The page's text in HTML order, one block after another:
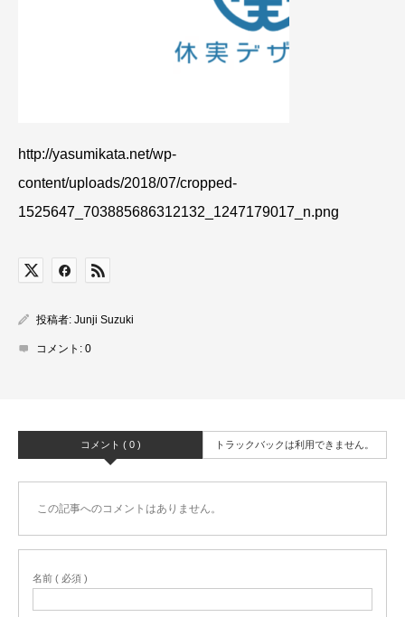
http://yasumikata.net/wp-
content/uploads/2018/07/cropped-
1525647_703885686312132_1247179017_n.png
投稿者: Junji Suzuki
コメント: 0
コメント ( 0 ) トラックバックは利用できません。
この記事へのコメントはありません。
名前 ( 必須 )